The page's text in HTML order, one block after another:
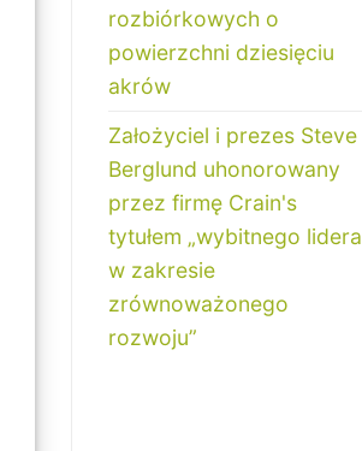
rozbiórkowych o
powierzchni dziesięciu
akrów
Założyciel i prezes Steve
Berglund uhonorowany
przez firmę Crain's
tytułem „wybitnego lidera
w zakresie
zrównoważonego
rozwoju”